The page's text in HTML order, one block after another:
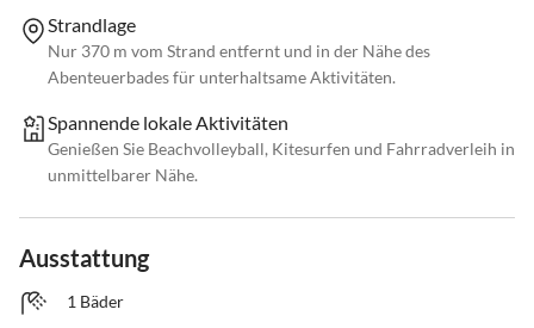
Strandlage
Nur 370 m vom Strand entfernt und in der Nähe des
Abenteuerbades für unterhaltsame Aktivitäten.
Spannende lokale Aktivitäten
Genießen Sie Beachvolleyball, Kitesurfen und Fahrradverleih in
unmittelbarer Nähe.
Ausstattung
1 Bäder